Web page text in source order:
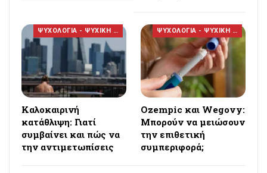
ΨΥΧΟΛΟΓΙΑ - ΨΥΧΙΚΗ ΥΓΕΙΑ
Καλοκαιρινή
κατάθλιψη: Γιατί
συμβαίνει και πώς να
την αντιμετωπίσεις
ΨΥΧΟΛΟΓΙΑ - ΨΥΧΙΚΗ ΥΓΕΙΑ
Ozempic και Wegovy:
Μπορούν να μειώσουν
την επιθετική
συμπεριφορά;